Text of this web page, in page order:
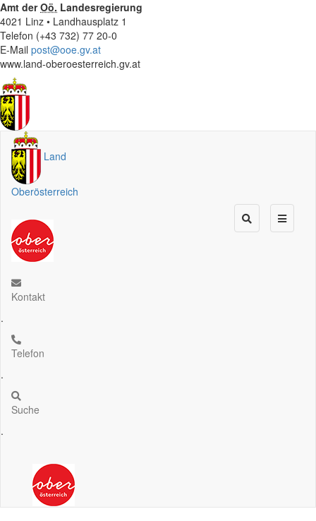
Amt derOö. Landesregierung
4021 Linz • Landhausplatz 1
Telefon (+43 732) 77 20-0
E-Mail post@ooe.gv.at
www.land-oberoesterreich.gv.at
Land
Oberösterreich
Kontakt
.
Telefon
.
Suche
.